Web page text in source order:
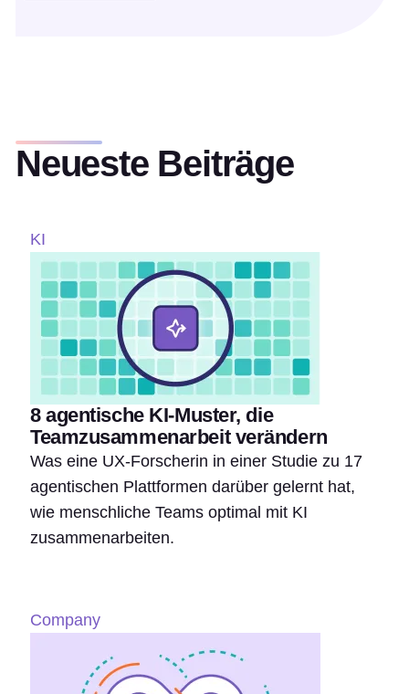
Neueste Beiträge
KI
8 agentische KI-Muster, die
Teamzusammenarbeit verändern
Was eine UX-Forscherin in einer Studie zu 17
agentischen Plattformen darüber gelernt hat,
wie menschliche Teams optimal mit KI
zusammenarbeiten.
Company